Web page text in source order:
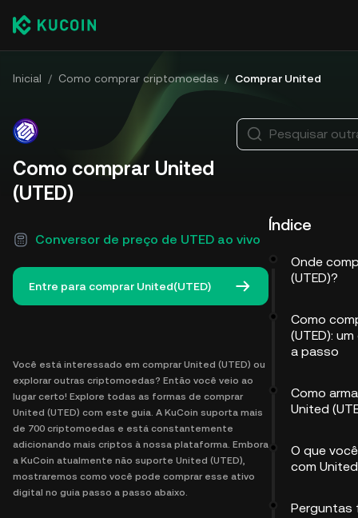
Inicial / Como comprar criptomoedas / Comprar United
Como comprar United
(UTED)
Conversor de preço de UTED ao vivo
Entre para comprar United(UTED)
Você está interessado em comprar United (UTED) ou
explorar outras criptomoedas? Então você veio ao
lugar certo! Explore todas as formas de comprar
United (UTED) com este guia. A KuCoin suporta mais
de 700 criptomoedas e está constantemente
adicionando mais criptos à nossa plataforma. Embora
a KuCoin atualmente não suporte United (UTED),
mostraremos como você pode comprar esse ativo
digital no guia passo a passo abaixo.
Pesquisar
Índice
Onde
(UTED)?
Como
(UTED):
a passo
Como
United
O que
com
Perguntas